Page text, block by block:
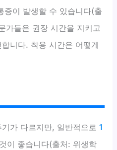
증이 발생할 수 있습니다(출
가들은 권장 시간을 지키고
니다. 착용 시간은 어떻게
가 다르지만, 일반적으로1
이 좋습니다(출처: 위생학